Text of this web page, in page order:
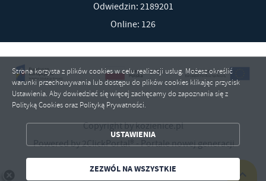
Odwiedzin: 2189201
Online: 126
Copyright by kozienice.pl
Powered by2ClickPortal®- Portale nowej generacji
Strona korzysta z plików cookies w celu realizacji usług. Możesz określić
warunki przechowywania lub dostępu do plików cookies klikając przycisk
Ustawienia. Aby dowiedzieć się więcej zachęcamy do zapoznania się z
Polityką Cookies oraz Polityką Prywatności.
USTAWIENIA
ZEZWÓL NA WSZYSTKIE
ZEZWÓL NA WSZYSTKIE